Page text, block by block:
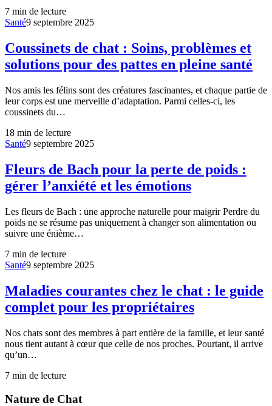
7 min de lecture
Santé9 septembre 2025
Coussinets de chat : Soins, problèmes et
solutions pour des pattes en pleine santé
Nos amis les félins sont des créatures fascinantes, et chaque partie de
leur corps est une merveille d’adaptation. Parmi celles-ci, les
coussinets du…
18 min de lecture
Santé9 septembre 2025
Fleurs de Bach pour la perte de poids :
gérer l’anxiété et les émotions
Les fleurs de Bach : une approche naturelle pour maigrir Perdre du
poids ne se résume pas uniquement à changer son alimentation ou
suivre une énième…
7 min de lecture
Santé9 septembre 2025
Maladies courantes chez le chat : le guide
complet pour les propriétaires
Nos chats sont des membres à part entière de la famille, et leur santé
nous tient autant à cœur que celle de nos proches. Pourtant, il arrive
qu’un…
7 min de lecture
Nature de Chat